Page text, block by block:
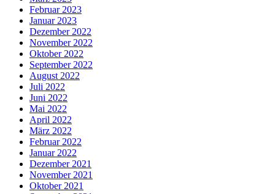
Februar 2023
Januar 2023
Dezember 2022
November 2022
Oktober 2022
September 2022
August 2022
Juli 2022
Juni 2022
Mai 2022
April 2022
März 2022
Februar 2022
Januar 2022
Dezember 2021
November 2021
Oktober 2021